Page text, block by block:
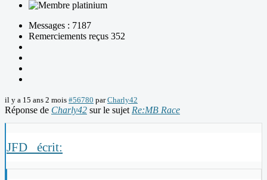
Messages : 7187
Remerciements reçus 352
il y a 15 ans 2 mois #56780 parCharly42
Réponse de Charly42 sur le sujet Re:MB Race
JFD_ écrit: